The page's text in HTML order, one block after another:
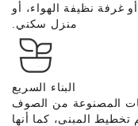
غرفة نظيفة الهواء، أو
منزل سكني.
البناء السريع
المصنوعة من الصوف
المبنى، كما أنها